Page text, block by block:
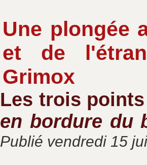
Une plongée
et de
Grimox
Les trois
en bordure du
Publié vendredi 15